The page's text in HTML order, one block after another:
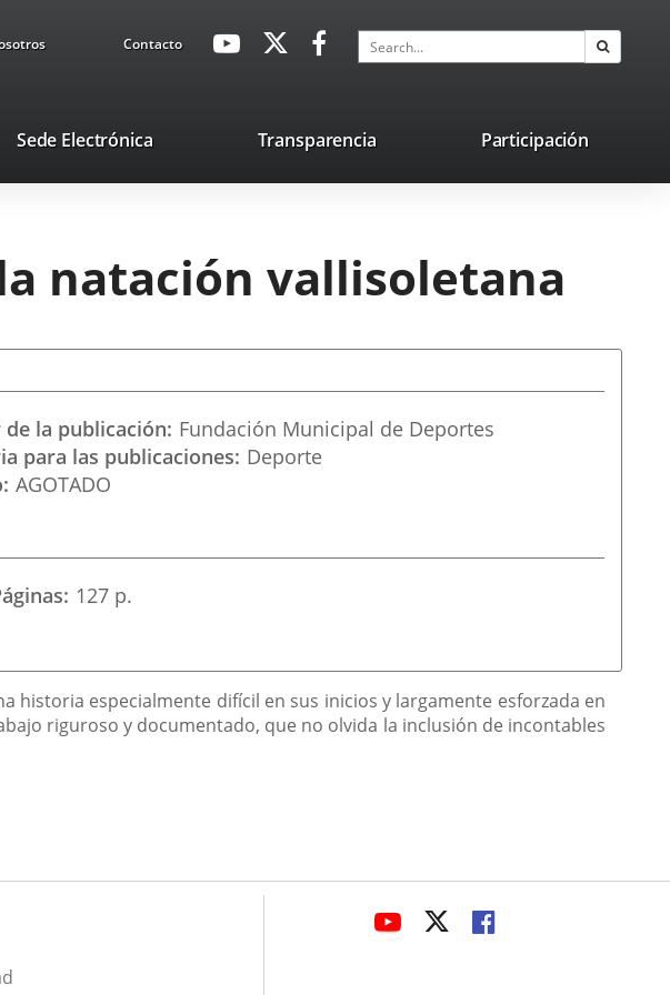
ContactoavaHeaderSocial
Link
Link
application.
application.
Search
Sede ElectrónicaLink
external
Transparencia Participación
natación vallisoletana
de la publicación Fundación Municipal de Deportes
para las publicaciones Deporte
AGOTADO
127 p.
historia especialmente difícil en sus inicios y largamente esforzada en
riguroso y documentado, que no olvida la inclusión de incontables
LINK
LINKLINK